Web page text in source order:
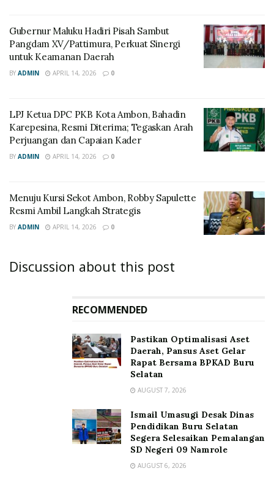
Gubernur Maluku Hadiri Pisah Sambut
Pangdam XV/Pattimura, Perkuat Sinergi
untuk Keamanan Daerah
BY ADMIN APRIL 14, 2026 0
LPJ Ketua DPC PKB Kota Ambon, Bahadin
Karepesina, Resmi Diterima; Tegaskan Arah
Perjuangan dan Capaian Kader
BY ADMIN APRIL 14, 2026 0
Menuju Kursi Sekot Ambon, Robby Sapulette
Resmi Ambil Langkah Strategis
BY ADMIN APRIL 14, 2026 0
Discussion about this post
RECOMMENDED
Pastikan Optimalisasi Aset
Daerah, Pansus Aset Gelar
Rapat Bersama BPKAD Buru
Selatan
AUGUST 7, 2026
Ismail Umasugi Desak Dinas
Pendidikan Buru Selatan
Segera Selesaikan Pemalangan
SD Negeri 09 Namrole
AUGUST 6, 2026